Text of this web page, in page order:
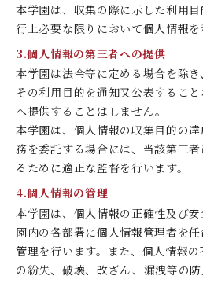
大規模災害により被災した本入学へ
本学園は、収集の際に示した利用
行上必要な限りにおいて個人情報を
3.個人情報の第三者への提供
本学園は法令等に定める場合を除
その利用目的を通知又公表するこ
へ提供することはしません。
本学園は、個人情報の収集目的の
務を委託する場合には、当該第三
るために適正な監督を行います。
4.個人情報の管理
本学園は、個人情報の正確性及び
園内の各部署に個人情報管理者を
管理を行います。また、個人情報
の紛失、破壊、改ざん、漏洩等の